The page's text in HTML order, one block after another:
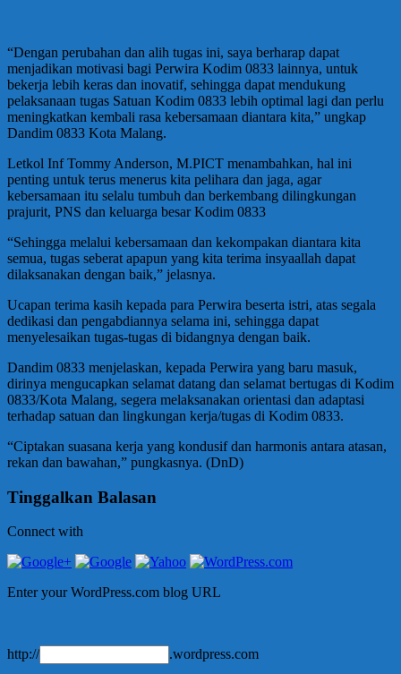
“Dengan perubahan dan alih tugas ini, saya berharap dapat
menjadikan motivasi bagi Perwira Kodim 0833 lainnya, untuk
bekerja lebih keras dan inovatif, sehingga dapat mendukung
pelaksanaan tugas Satuan Kodim 0833 lebih optimal lagi dan perlu
meningkatkan kembali rasa kebersamaan diantara kita,” ungkap
Dandim 0833 Kota Malang.
Letkol Inf Tommy Anderson, M.PICT menambahkan, hal ini
penting untuk terus menerus kita pelihara dan jaga, agar
kebersamaan itu selalu tumbuh dan berkembang dilingkungan
prajurit, PNS dan keluarga besar Kodim 0833
“Sehingga melalui kebersamaan dan kekompakan diantara kita
semua, tugas seberat apapun yang kita terima insyaallah dapat
dilaksanakan dengan baik,” jelasnya.
Ucapan terima kasih kepada para Perwira beserta istri, atas segala
dedikasi dan pengabdiannya selama ini, sehingga dapat
menyelesaikan tugas-tugas di bidangnya dengan baik.
Dandim 0833 menjelaskan, kepada Perwira yang baru masuk,
dirinya mengucapkan selamat datang dan selamat bertugas di Kodim
0833/Kota Malang, segera melaksanakan orientasi dan adaptasi
terhadap satuan dan lingkungan kerja/tugas di Kodim 0833.
“Ciptakan suasana kerja yang kondusif dan harmonis antara atasan,
rekan dan bawahan,” pungkasnya. (DnD)
Tinggalkan Balasan
Connect with
Enter your WordPress.com blog URL
http:// .wordpress.com